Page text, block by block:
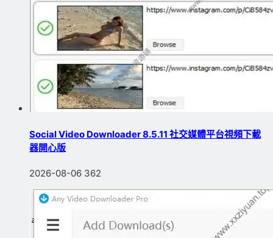
Social Video Downloader 8.5.11 社交媒體平台視頻下載
器開心版
2026-08-06 362